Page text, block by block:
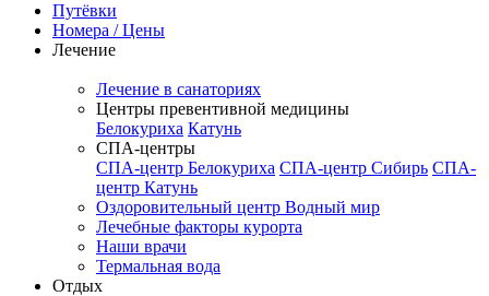
Путёвки
Номера / Цены
Лечение
Лечение в санаториях
Центры превентивной медицины
Белокуриха Катунь
СПА-центры
СПА-центр Белокуриха СПА-центр Сибирь СПА-
центр Катунь
Оздоровительный центр Водный мир
Лечебные факторы курорта
Наши врачи
Термальная вода
Отдых